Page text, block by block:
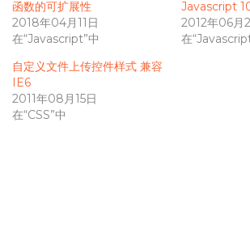
函数的可扩展性
2018年04月11日
在“Javascript”中
Javascript
2012年06月
在
自定义文件上传控件样式 兼容
IE6
2011年08月15日
在“CSS”中